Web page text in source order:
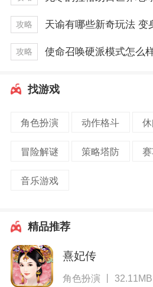
攻略
攻略 使命召唤硬派模式怎么
找游戏
角色扮演 动作格斗
冒险解谜 策略塔防
音乐游戏
精品推荐
熹妃传
角色扮演 丨 32.11MB